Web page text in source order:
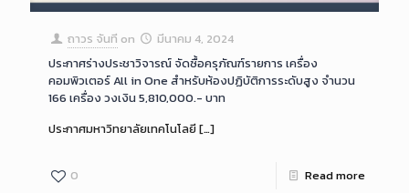
ถาวร จันที on
มีนาคม 4, 2024
ประกาศร่างประชาวิจารณ์ จัดซื้อครุภัณฑ์รายการ เครื่อง
คอมพิวเตอร์ All in One สำหรับห้องปฏิบัติการระดับสูง จำนวน
166 เครื่อง วงเงิน 5,810,000.- บาท
ประกาศมหาวิทยาลัยเทคโนโลยี[…]
0 Read more